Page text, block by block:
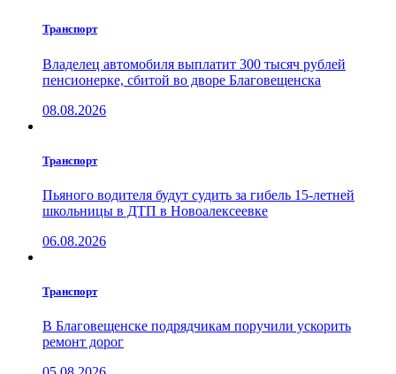
Транспорт
Владелец автомобиля выплатит 300 тысяч рублей
пенсионерке, сбитой во дворе Благовещенска
08.08.2026
Транспорт
Пьяного водителя будут судить за гибель 15-летней
школьницы в ДТП в Новоалексеевке
06.08.2026
Транспорт
В Благовещенске подрядчикам поручили ускорить
ремонт дорог